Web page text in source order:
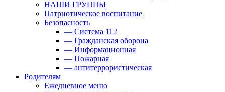
НАШИ ГРУППЫ
Патриотическое воспитание
Безопасность
— Система 112
— Гражданская оборона
— Информационная
— Пожарная
— антитеррористическая
Родителям
Ежедневное меню